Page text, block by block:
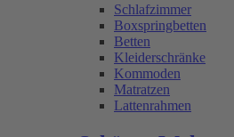
Schlafzimmer
Boxspringbetten
Betten
Kleiderschränke
Kommoden
Matratzen
Lattenrahmen